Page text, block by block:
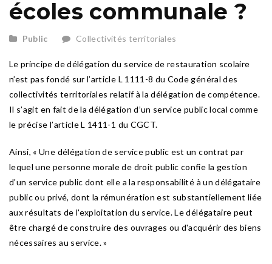
écoles communale ?
Public Collectivités territoriales
Le principe de délégation du service de restauration scolaire
n’est pas fondé sur l’article L 1111-8 du Code général des
collectivités territoriales relatif à la délégation de compétence.
Il s’agit en fait de la délégation d’un service public local comme
le précise l’article L 1411-1 du CGCT.
Ainsi, « Une délégation de service public est un contrat par
lequel une personne morale de droit public confie la gestion
d'un service public dont elle a la responsabilité à un délégataire
public ou privé, dont la rémunération est substantiellement liée
aux résultats de l'exploitation du service. Le délégataire peut
être chargé de construire des ouvrages ou d'acquérir des biens
nécessaires au service. »